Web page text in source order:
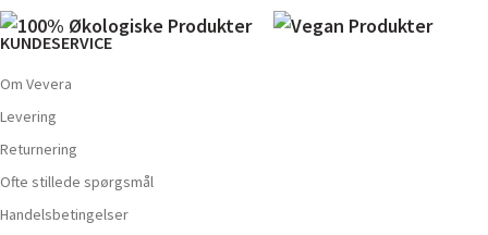
KUNDESERVICE
Om Vevera
Levering
Returnering
Ofte stillede spørgsmål
Handelsbetingelser